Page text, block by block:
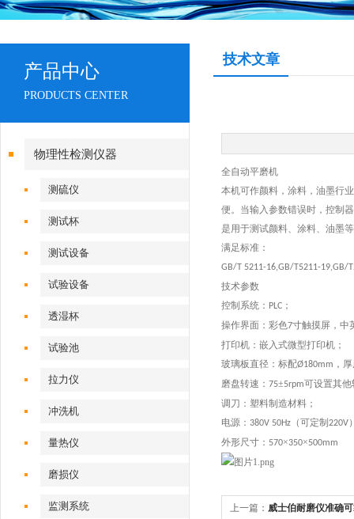
产品中心
PRODUCTS CENTER
物理性检测仪器
测硫仪
测试杯
测试设备
试验设备
透湿杯
试验池
拉力仪
冲洗机
量热仪
磨损仪
监测系统
技术文章
全自动平磨机
本机可作颜料，涂料，油墨行
便。当输入参数错误时，控制
是用于测试颜料、涂料、油墨
满足标准：
GB/T 5211-16,GB/T5211-19,GB/
技术参数
控制系统： PLC ；
操作界面：彩色7寸触摸屏，中
打印机：嵌入式微型打印机；
玻璃板直径：标配Ø180mm ，
磨盘转速： 75±5rpm可设置其他
调刀：塑料制造材料；
电源： 380V 50Hz （可定制 220V
外形尺寸： 570×350×500mm
上一篇： 威士伯耐磨仪准确